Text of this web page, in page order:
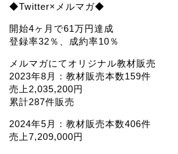
◆Twitter×メルマガ◆
開始4ヶ月で61万円達成
登録率32％、成約率10％
メルマガにてオリジナル教材販売
2023年8月：教材販売本数159件
売上2,035,200円
累計287件販売
2024年5月：教材販売本数406件
売上7,209,000円